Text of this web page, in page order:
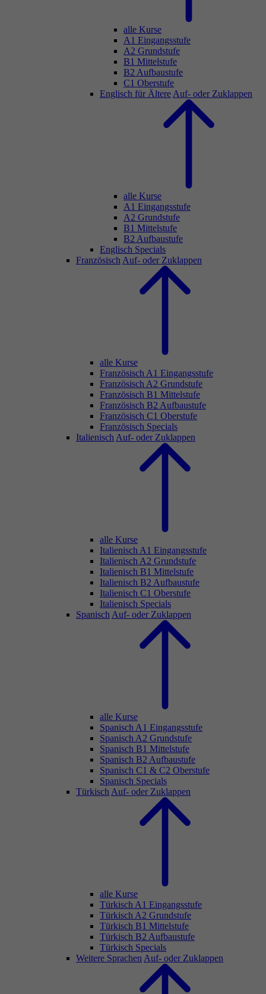
alle Kurse
A1 Eingangsstufe
A2 Grundstufe
B1 Mittelstufe
B2 Aufbaustufe
C1 Oberstufe
Englisch für Ältere Auf- oder Zuklappen
alle Kurse
A1 Eingangsstufe
A2 Grundstufe
B1 Mittelstufe
B2 Aufbaustufe
Englisch Specials
Französisch Auf- oder Zuklappen
alle Kurse
Französisch A1 Eingangsstufe
Französisch A2 Grundstufe
Französisch B1 Mittelstufe
Französisch B2 Aufbaustufe
Französisch C1 Oberstufe
Französisch Specials
Italienisch Auf- oder Zuklappen
alle Kurse
Italienisch A1 Eingangsstufe
Italienisch A2 Grundstufe
Italienisch B1 Mittelstufe
Italienisch B2 Aufbaustufe
Italienisch C1 Oberstufe
Italienisch Specials
Spanisch Auf- oder Zuklappen
alle Kurse
Spanisch A1 Eingangsstufe
Spanisch A2 Grundstufe
Spanisch B1 Mittelstufe
Spanisch B2 Aufbaustufe
Spanisch C1 & C2 Oberstufe
Spanisch Specials
Türkisch Auf- oder Zuklappen
alle Kurse
Türkisch A1 Eingangsstufe
Türkisch A2 Grundstufe
Türkisch B1 Mittelstufe
Türkisch B2 Aufbaustufe
Türkisch Specials
Weitere Sprachen Auf- oder Zuklappen